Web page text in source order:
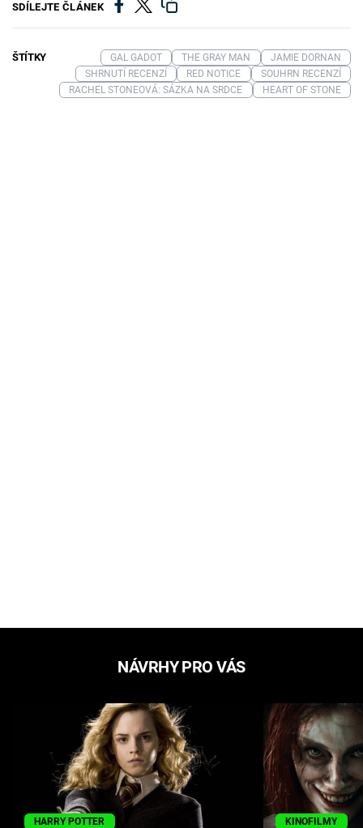
SDÍLEJTE ČLÁNEK
ŠTÍTKY GAL GADOT THE GRAY MAN
JAMIE DORNAN
SHRNUTÍ RECENZÍ
RED NOTICE
SOUHRN RECENZÍ
RACHEL STONEOVÁ: SÁZKA NA SRDCE
HEART OF STONE
NÁVRHY PRO VÁS
HARRY POTTER KINOFILMY